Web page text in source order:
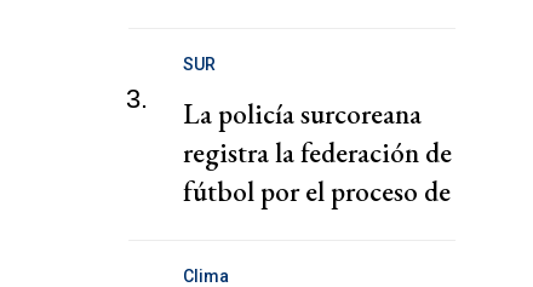
3.
SUR
La policía surcoreana
registra la federación de
fútbol por el proceso de
Clima